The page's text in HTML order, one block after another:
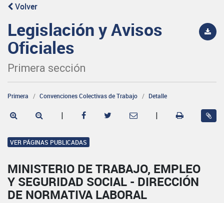
Volver
Legislación y Avisos
Oficiales
Primera sección
Primera Convenciones Colectivas de Trabajo Detalle
| |
VER PÁGINAS PUBLICADAS
MINISTERIO DE TRABAJO, EMPLEO
Y SEGURIDAD SOCIAL - DIRECCIÓN
DE NORMATIVA LABORAL